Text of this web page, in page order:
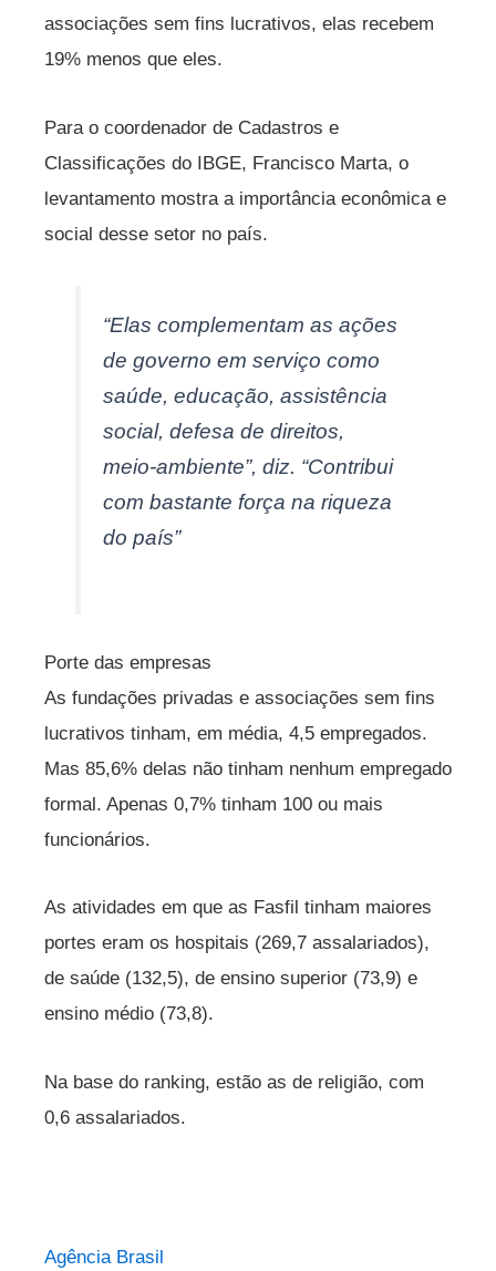
associações sem fins lucrativos, elas recebem
19% menos que eles.
Para o coordenador de Cadastros e
Classificações do IBGE, Francisco Marta, o
levantamento mostra a importância econômica e
social desse setor no país.
“Elas complementam as ações
de governo em serviço como
saúde, educação, assistência
social, defesa de direitos,
meio-ambiente”, diz. “Contribui
com bastante força na riqueza
do país”
Porte das empresas
As fundações privadas e associações sem fins
lucrativos tinham, em média, 4,5 empregados.
Mas 85,6% delas não tinham nenhum empregado
formal. Apenas 0,7% tinham 100 ou mais
funcionários.
As atividades em que as Fasfil tinham maiores
portes eram os hospitais (269,7 assalariados),
de saúde (132,5), de ensino superior (73,9) e
ensino médio (73,8).
Na base do ranking, estão as de religião, com
0,6 assalariados.
Agência Brasil